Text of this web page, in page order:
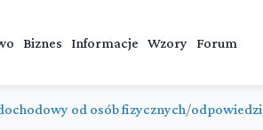
Biznes Informacje Wzory Forum
od osób fizycznych/odpowiedzi